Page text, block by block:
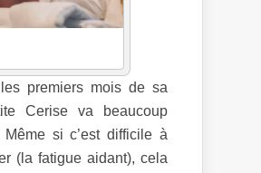
premiers mois de sa
Cerise va beaucoup
Même si c’est difficile à
(la fatigue aidant), cela